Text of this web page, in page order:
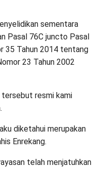
sementara
Pasal 76C juncto Pasal
35 Tahun 2014 tentang
23 Tahun 2002
tersebut resmi kami
diketahui merupakan
Enrekang.
telah menjatuhkan